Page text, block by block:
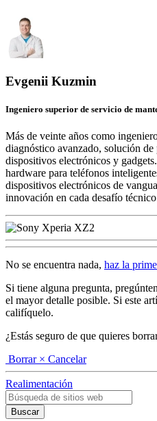
Evgenii Kuzmin
Ingeniero superior de servicio de
Más de veinte años como
diagnóstico avanzado, solución
dispositivos electrónicos y
hardware para teléfonos
dispositivos electrónicos de
innovación en cada desafío
No se encuentra nada, haz la
Si tiene alguna pregunta,
el mayor detalle posible. Si este
califíquelo.
¿Estás seguro de que quieres
Borrar × Cancelar
Realimentación